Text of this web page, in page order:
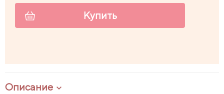
Купить
Описание